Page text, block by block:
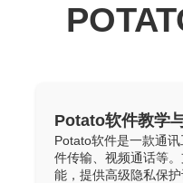
Potato软件教学
Potato软件是一款通
件传输、视频通话等
能，提供高级隐私保